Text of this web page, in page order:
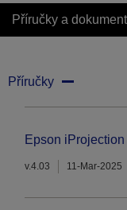
Příručky a
Příručky
Epson
v.4.03 11-Mar-2025